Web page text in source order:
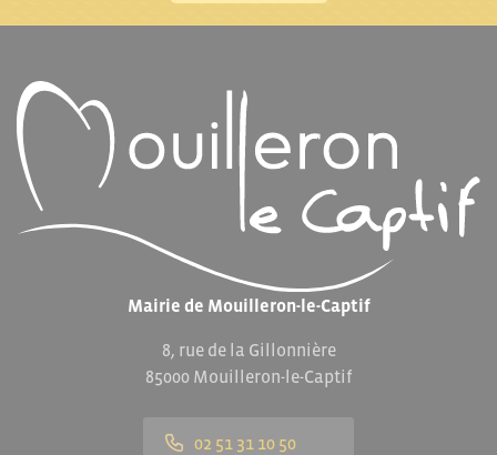
Mairie de Mouilleron-le-Captif
8, rue de la Gillonnière
85000 Mouilleron-le-Captif
02 51 31 10 50